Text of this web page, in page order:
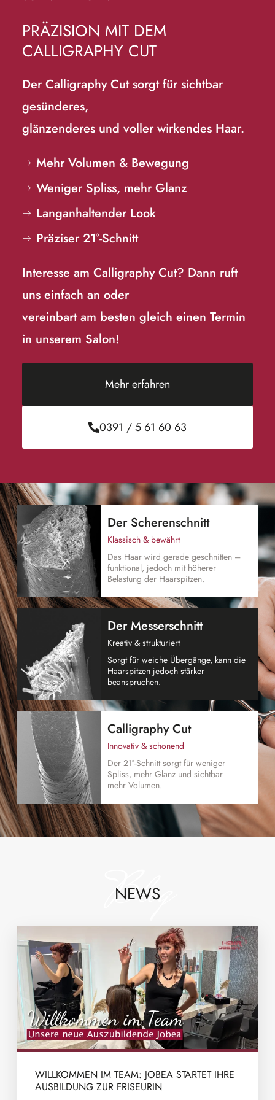
PRÄZISION MIT DEM
CALLIGRAPHY CUT
Der Calligraphy Cut sorgt für sichtbar
gesünderes,
glänzenderes und voller wirkendes Haar.
Mehr Volumen & Bewegung
Weniger Spliss, mehr Glanz
Langanhaltender Look
Präziser 21°-Schnitt
Interesse am Calligraphy Cut? Dann ruft
uns einfach an oder
vereinbart am besten gleich einen Termin
in unserem Salon!
Mehr erfahren
0391 /5 61 60 63
Der Scherenschnitt
Klassisch & bewährt
Das Haar wird gerade geschnitten –
funktional, jedoch mit höherer
Belastung der Haarspitzen.
Der Messerschnitt
Kreativ & strukturiert
Sorgt für weiche Übergänge, kann die
Haarspitzen jedoch stärker
beanspruchen.
Calligraphy Cut
Innovativ & schonend
Der 21°-Schnitt sorgt für weniger
Spliss, mehr Glanz und sichtbar
mehr Volumen.
Blog
NEWS
WILLKOMMEN IM TEAM: JOBEA STARTET IHRE
AUSBILDUNG ZUR FRISEURIN